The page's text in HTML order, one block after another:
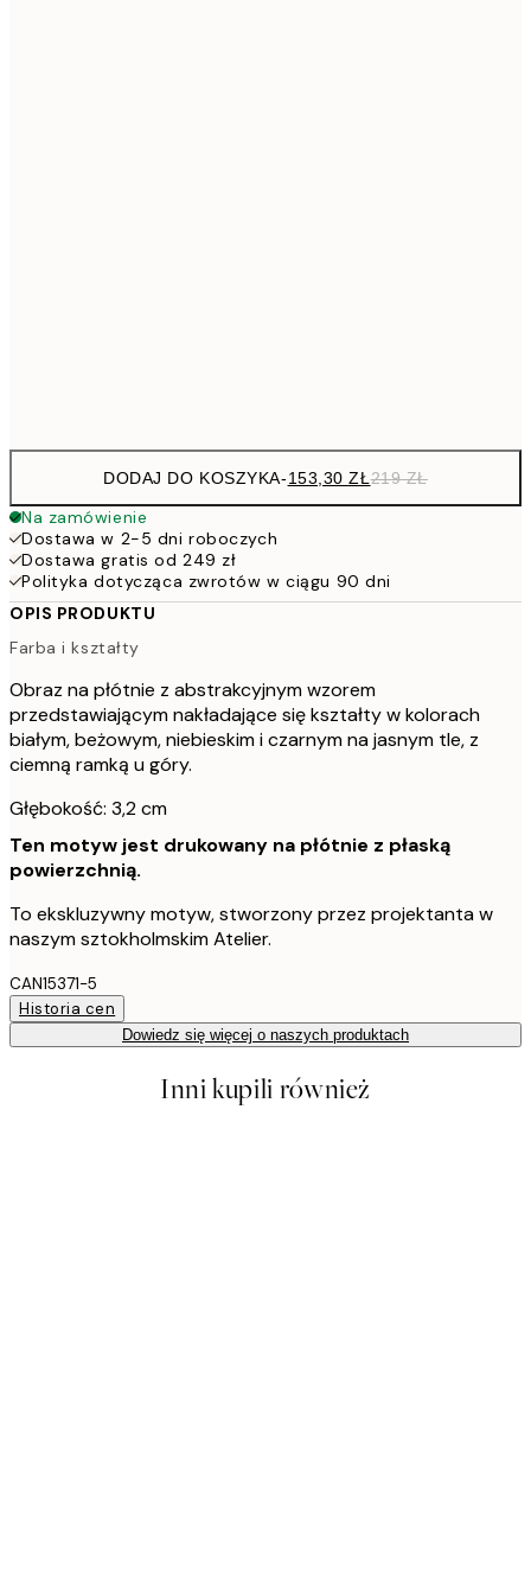
DODAJ DO KOSZYKA-153,30 ZŁ219 ZŁ
Na zamówienie
Dostawa w 2-5 dni roboczych
Dostawa gratis od 249 zł
Polityka dotycząca zwrotów w ciągu 90 dni
OPIS PRODUKTU
Farba i kształty
Obraz na płótnie z abstrakcyjnym wzorem
przedstawiającym nakładające się kształty w kolorach
białym, beżowym, niebieskim i czarnym na jasnym tle, z
ciemną ramką u góry.
Głębokość: 3,2 cm
Ten motyw jest drukowany na płótnie z płaską
powierzchnią.
To ekskluzywny motyw, stworzony przez projektanta w
naszym sztokholmskim Atelier.
CAN15371-5
Historia cen
Dowiedz się więcej o naszych produktach
Inni kupili również